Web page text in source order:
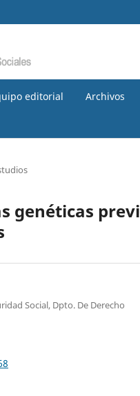
editorial Archivos
genéticas
Social, Dpto. De Derecho